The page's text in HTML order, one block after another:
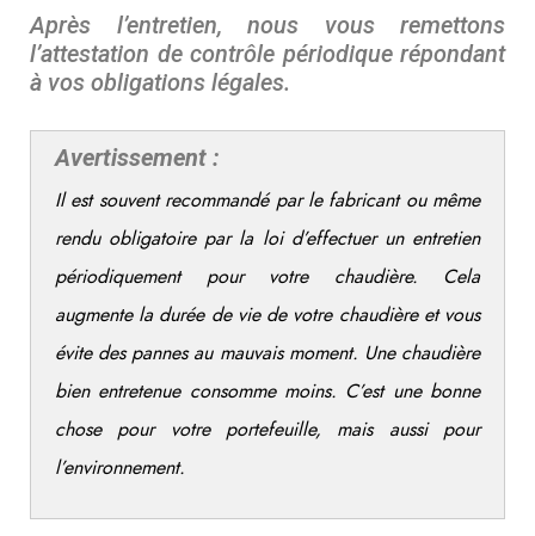
Après l’entretien, nous vous remettons
l’attestation de contrôle périodique répondant
à vos obligations légales.
Avertissement :
Il est souvent recommandé par le fabricant ou même
rendu obligatoire par la loi d’effectuer un entretien
périodiquement pour votre chaudière. Cela
augmente la durée de vie de votre chaudière et vous
évite des pannes au mauvais moment. Une chaudière
bien entretenue consomme moins. C’est une bonne
chose pour votre portefeuille, mais aussi pour
l’environnement.